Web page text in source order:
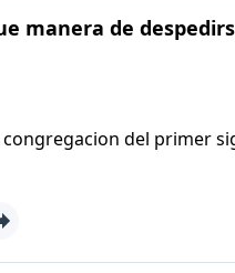
manera de
congregacion del primer
mutuamente. Daban cuentas de si mismos unos con
relaciones